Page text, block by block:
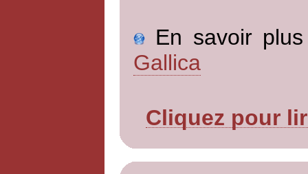
En savoir
Gallica
Cliquez pour